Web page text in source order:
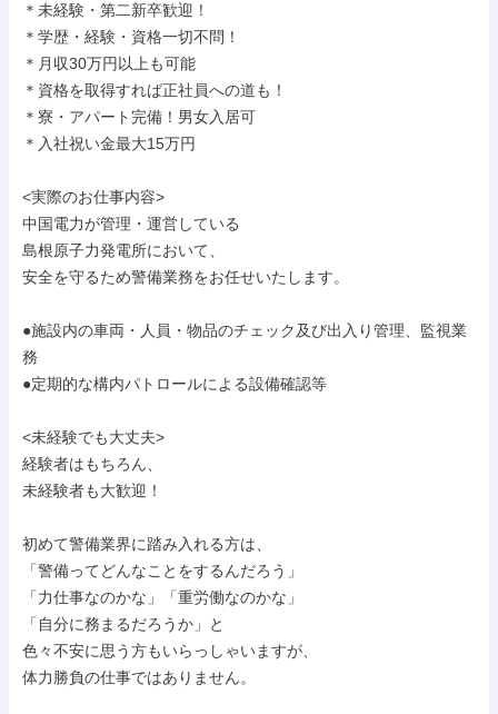
＊未経験・第二新卒歓迎！
＊学歴・経験・資格一切不問！
＊月収30万円以上も可能
＊資格を取得すれば正社員への道も！
＊寮・アパート完備！男女入居可
＊入社祝い金最大15万円
<実際のお仕事内容>
中国電力が管理・運営している
島根原子力発電所において、
安全を守るため警備業務をお任せいたします。
●施設内の車両・人員・物品のチェック及び出入り管理、監視業
務
●定期的な構内パトロールによる設備確認等
<未経験でも大丈夫>
経験者はもちろん、
未経験者も大歓迎！
初めて警備業界に踏み入れる方は、
「警備ってどんなことをするんだろう」
「力仕事なのかな」「重労働なのかな」
「自分に務まるだろうか」と
色々不安に思う方もいらっしゃいますが、
体力勝負の仕事ではありません。